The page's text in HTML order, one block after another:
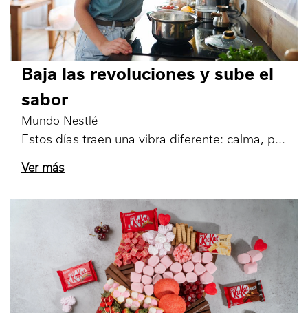
Baja las revoluciones y sube el
sabor
Mundo Nestlé
Estos días traen una vibra diferente: calma, p
Ver más